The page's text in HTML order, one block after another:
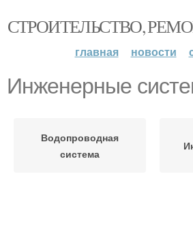
СТРОИТЕЛЬСТВО,
главная новости
Инженерные
Водопроводная
система